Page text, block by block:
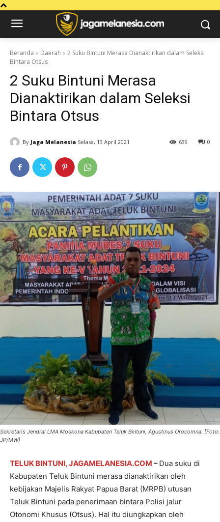
Beranda Daerah
2 Suku Bintuni Merasa Dianaktirikan dalam Seleksi
Bintara Otsus
2 Suku Bintuni Merasa
Dianaktirikan dalam Seleksi
Bintara Otsus
By Jaga Melanesia Selasa, 13 April 2021 0
639
Sekretaris Jendral LMA Moskona Kabupaten Teluk Bintuni, Agustinus Orocomna. [Foto:
JP/MW]
TELUK BINTUNI, JAGAMELANESIA.COM – Dua suku di
Kabupaten Teluk Bintuni merasa dianaktirikan oleh
kebijakan Majelis Rakyat Papua Barat (MRPB) utusan
Teluk Bintuni pada penerimaan bintara Polisi jalur
Otonomi Khusus (Otsus). Hal itu diungkapkan oleh